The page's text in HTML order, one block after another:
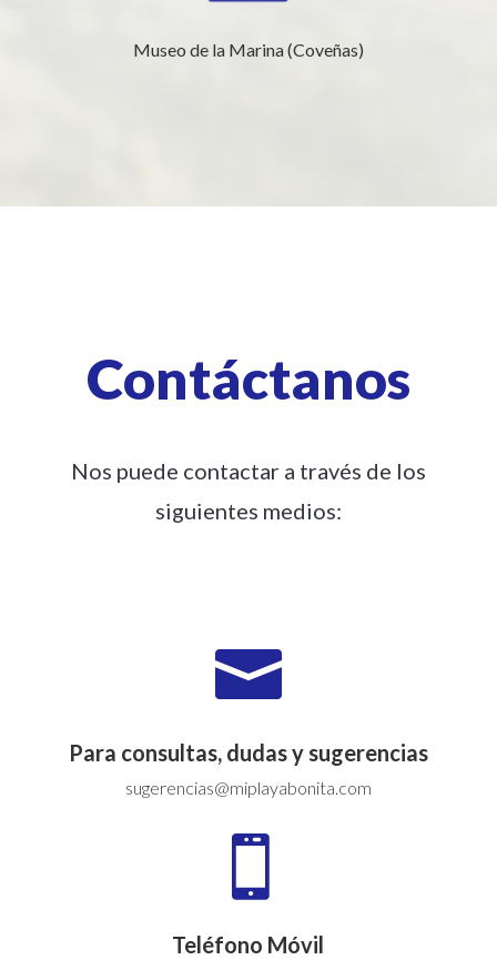
Museo de la Marina (Coveñas)
Contáctanos
Nos puede contactar a través de los
siguientes medios:

Para consultas, dudas y sugerencias
sugerencias@miplayabonita.com

Teléfono Móvil